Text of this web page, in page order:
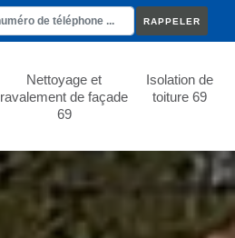
Nettoyage et
ravalement de façade
69
Isolation de
toiture 69